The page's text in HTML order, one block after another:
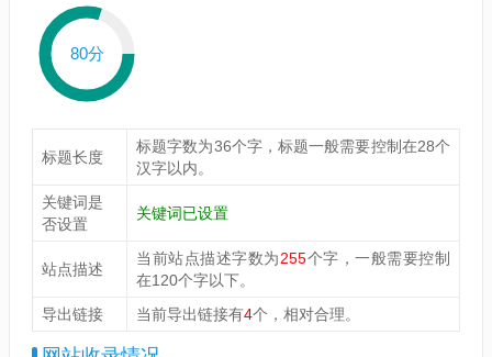
80分
标题长度
标题字数为36个字，标题一般需要控制在28个
汉字以内。
关键词是
否设置
关键词已设置
站点描述
当前站点描述字数为255个字，一般需要控制
在120个字以下。
导出链接
当前导出链接有4个，相对合理。